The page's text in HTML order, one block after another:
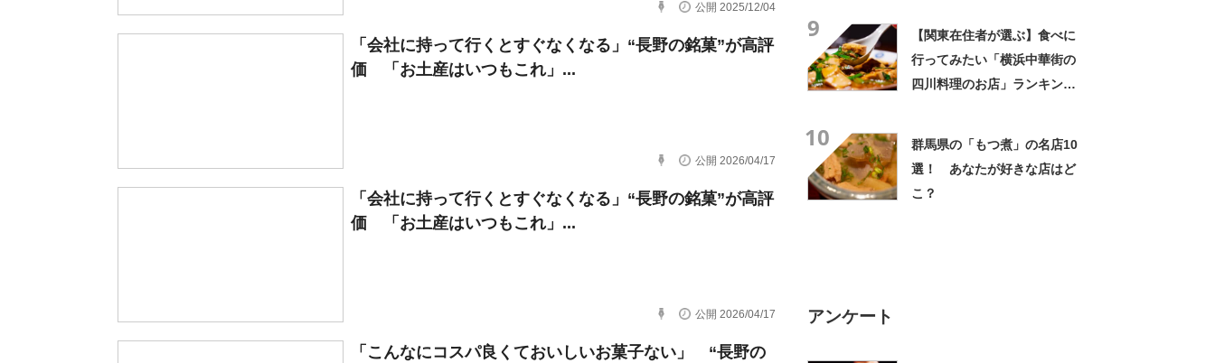
公開 2025/12/04
「会社に持って行くとすぐなくなる」“長野の銘菓”が高評
価 「お土産はいつもこれ」...
公開 2026/04/17
「会社に持って行くとすぐなくなる」“長野の銘菓”が高評
価 「お土産はいつもこれ」...
公開 2026/04/17
「こんなにコスパ良くておいしいお菓子ない」 “長野の
9
【関東在住者が選ぶ】食べに
行ってみたい「横浜中華街の
四川料理のお店」ランキング
10
群馬県の「もつ煮」の名店10
選！ あなたが好きな店はど
こ？
アンケート